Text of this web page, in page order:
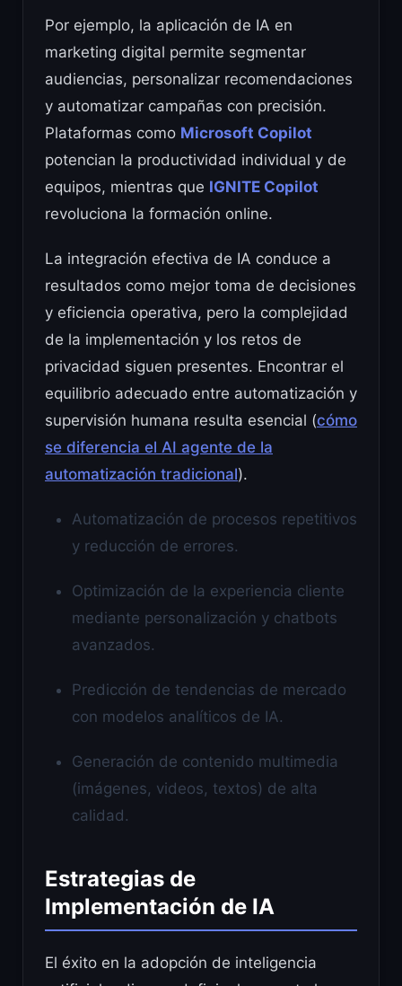
Por ejemplo, la aplicación de IA en
marketing digital permite segmentar
audiencias, personalizar recomendaciones
y automatizar campañas con precisión.
Plataformas como Microsoft Copilot
potencian la productividad individual y de
equipos, mientras que IGNITE Copilot
revoluciona la formación online.
La integración efectiva de IA conduce a
resultados como mejor toma de decisiones
y eficiencia operativa, pero la complejidad
de la implementación y los retos de
privacidad siguen presentes. Encontrar el
equilibrio adecuado entre automatización y
supervisión humana resulta esencial (cómo
se diferencia el AI agente de la
automatización tradicional).
Automatización de procesos repetitivos
y reducción de errores.
Optimización de la experiencia cliente
mediante personalización y chatbots
avanzados.
Predicción de tendencias de mercado
con modelos analíticos de IA.
Generación de contenido multimedia
(imágenes, videos, textos) de alta
calidad.
Estrategias de
Implementación de IA
El éxito en la adopción de inteligencia